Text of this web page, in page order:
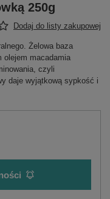
250g
Dodaj do listy zakupowej
Żelowa baza
olejem macadamia
czyli
daje wyjątkową sypkość i